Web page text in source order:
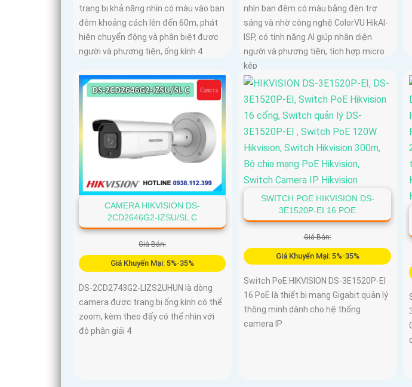
trang bị khả năng nhìn có màu vào ban
đêm khoảng cách lên đến 60m, phát
hiện chuyển động và phân biệt được
người và phương tiện, ống kính 4
nhìn ban đêm có màu bằng đèn trợ
sáng và nhờ công nghệ ColorVU HikAI-
ISP, có tính năng AI giúp nhận diện
người và phương tiện, tích hợp micro
kép
CAMERA HIKVISION DS-
2CD2646G2-IZSU/SL C
Giá Bán:
Giá Khuyến Mại: 5%-35%
DS-2CD2743G2-LIZS2UHUN là dòng
camera được trang bị ống kính có thể
zoom, kèm theo đấy có thể nhìn với
độ phân giải 4
SWITCH POE HIKVISION DS-
3E1520P-EI 16 POE
Giá Bán:
Giá Khuyến Mại: 5%-35%
Switch PoE HIKVISION DS-3E1520P-EI
16 PoE là thiết bị mạng Gigabit quản lý
thông minh dành cho hệ thống
camera IP